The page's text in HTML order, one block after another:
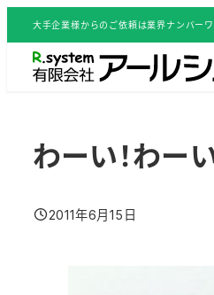
イ
大手企業様からのご依頼は業界ナンバーワ
わーい！わー
投稿日
2011年6月15日